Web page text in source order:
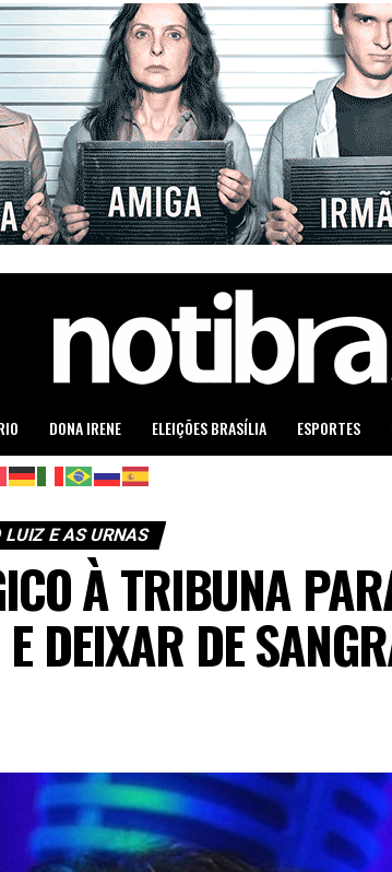
DONA IRENE ELEIÇÕES BRASÍLIA ESPORTES
E AS URNAS
À TRIBUNA
DEIXAR DE